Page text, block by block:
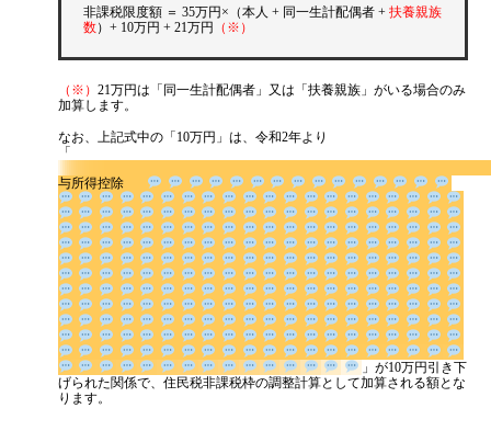
非課税限度額 ＝ 35万円×（本人 + 同一生計配偶者 + 扶養親族
数）+ 10万円 + 21万円 （※）
（※） 21万円は「同一生計配偶者」又は「扶養親族」がいる場合のみ
加算します。
なお、上記式中の「10万円」は、令和2年より
「
与所得控除
」が10万円引き下げられた関係で、住民税非課税枠の調整計算として
加算される額となります。